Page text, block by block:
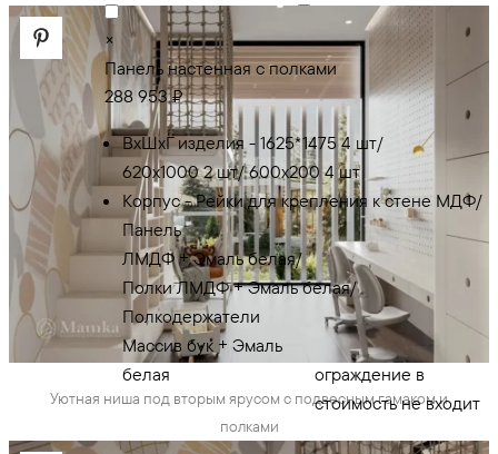
×
Кровать-чердак
640 142 ₽
ВхШхГ изделия -
4000х2220х1270
Корпус - стоевые,
обвязка массив бука
+ эмаль белая/дно 2
яруса - ЛМДФ +
эмаль белая
Примечание - сетка
ограждение в
стоимость не входит
Уютная ниша под вторым ярусом с подвесным гамаком и
полками
×
Панель настенная с полками
288 953 ₽
ВхШхГ изделия - 1625*1475 4 шт/
620х1000 2 шт/ 600х200 4 шт
Корпус - Рейки для крепления к стене МДФ/
Панель
ЛМДФ + Эмаль белая/
Полки ЛМДФ + Эмаль белая/
Полкодержатели
Массив бук + Эмаль
белая